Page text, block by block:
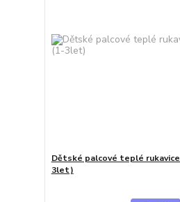
Dětské palcové teplé rukavice
3let)